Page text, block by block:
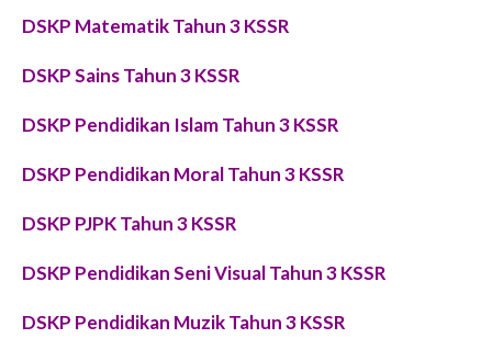
DSKP Matematik Tahun 3 KSSR
DSKPSainsTahun 3 KSSR
DSKP Pendidikan Islam Tahun 3 KSSR
DSKP Pendidikan Moral Tahun 3 KSSR
DSKP PJPK Tahun 3 KSSR
DSKP Pendidikan Seni Visual Tahun 3 KSSR
DSKP Pendidikan Muzik Tahun 3 KSSR